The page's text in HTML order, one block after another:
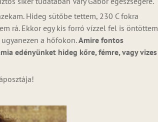
Hideg sütőbe tettem, 230 C fokra
rá. Ekkor egy kis forró vízzel fel is öntöttem
a hőfokon.Amire fontos
edényünket hideg kőre, fémre, vagy vizes